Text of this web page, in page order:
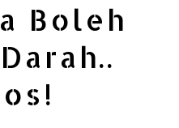
Boleh